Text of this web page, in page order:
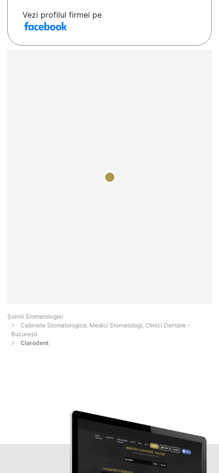
Vezi profilul firmei pe
Șoimii Stomatologiei
Cabinete Stomatologice, Medici Stomatologi, Clinici Dentare -
Bucureşti
Clarodent